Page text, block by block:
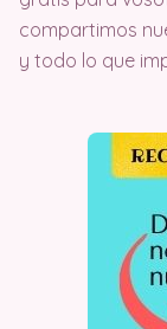
compartimos
y todo lo que